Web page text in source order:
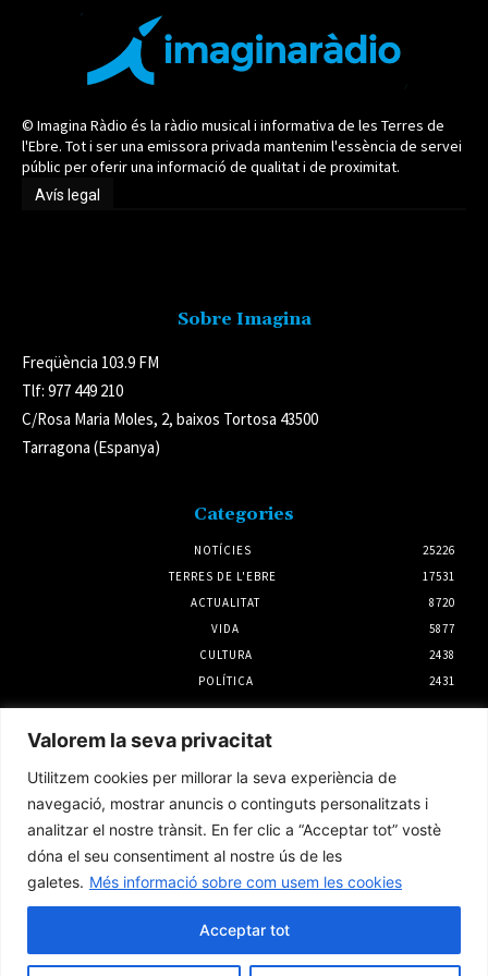
Valorem la seva privacitat
Utilitzem cookies per millorar la seva experiència de
navegació, mostrar anuncis o continguts personalitzats i
analitzar el nostre trànsit. En fer clic a “Acceptar tot” vostè
dóna el seu consentiment al nostre ús de les
galetes. Més informació sobre com usem les cookies
Acceptar tot
© Imagina Ràdio és la ràdio musical i informativa de les Terres de
l'Ebre. Tot i ser una emissora privada mantenim l'essència de servei
públic per oferir una informació de qualitat i de proximitat.
Avís legal
Sobre Imagina
Freqüència 103.9 FM
Tlf: 977 449 210
C/Rosa Maria Moles, 2, baixos Tortosa 43500
Tarragona (Espanya)
Categories
NOTÍCIES
25226
TERRES DE L'EBRE
17531
ACTUALITAT
8720
VIDA
5877
CULTURA
2438
POLÍTICA
2431
Rasquera dona el tret de sortida a la Festa
Major de l’1 al 5 d’agost
31 juliol 2026
Calia que passés a Tortosa
2 agost 2026